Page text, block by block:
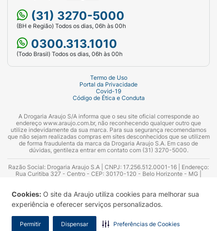
Cookies: O site da Araujo utiliza cookies para melhorar sua
experiência e oferecer serviços personalizados.
Permitir Dispensar Preferências de Cookies
(31) 3270-5000
(BH e Região) Todos os dias, 06h às 00h
0300.313.1010
(Todo Brasil) Todos os dias, 06h às 00h
Termo de Uso
Portal da Privacidade
Covid-19
Código de Ética e Conduta
A Drogaria Araujo S/A informa que o seu site oficial corresponde ao
endereço www.araujo.com.br, não reconhecendo qualquer outro que
utilize indevidamente da sua marca. Para sua segurança recomendamos
que não sejam realizadas compras em sites desconhecidos que se utilizem
de forma fraudulenta da marca da Drogaria Araujo S.A. Em caso de
dúvidas, gentileza entrar em contato com (31) 3270-5000.
Razão Social: Drogaria Araujo S.A | CNPJ: 17.256.512.0001-16 | Endereço:
Rua Curitiba 327 - Centro - CEP: 30170-120 - Belo Horizonte - MG |
Azevedo Guimarães – CRF 10.965 | Yasmin Silva Alvarenga – CRF 52.584 -
Consultor substituto: Thiago Aguiar Pinheiro - CRF Nº 13.748. Alvará
Sanitário: 2025020713 | Autorização de Funcionamento da Empresa (AFE):